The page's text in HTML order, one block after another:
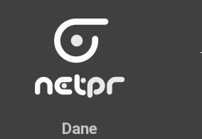
Dane